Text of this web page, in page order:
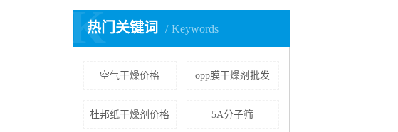
热门关键词 Keywords
K
空气干燥价格 opp膜干燥剂批发
杜邦纸干燥剂价格 5A分子筛